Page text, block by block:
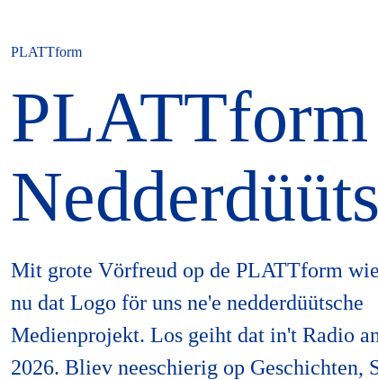
PLATTform
Mit grote Vörfreud op de PLATTform
nu dat Logo för uns ne'e nedderdüütsche
Medienprojekt. Los geiht dat in't Radio
2026. Bliev neeschierig op Geschichten,